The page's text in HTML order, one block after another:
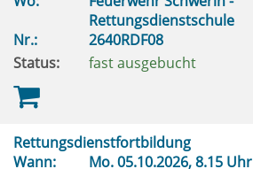
Rettungsdienstschule
Nr.:
2640RDF08
Status:
fast ausgebucht
Rettungsdienstfortbildung
Wann:
Mo.05.10.2026, 8.15 Uhr